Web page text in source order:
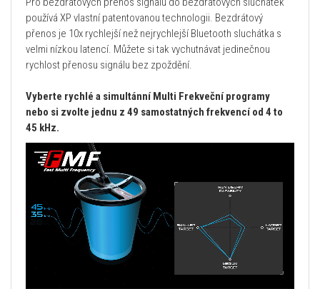
používá XP vlastní patentovanou technologii. Bezdrátový
přenos je 10x rychlejší než nejrychlejší Bluetooth sluchátka s
velmi nízkou latencí. Můžete si tak vychutnávat jedinečnou
rychlost přenosu signálu bez zpoždění.
Vyberte rychlé a simultánní Multi Frekveční programy
nebo si zvolte jednu z 49 samostatných frekvencí od 4 to
45 kHz.